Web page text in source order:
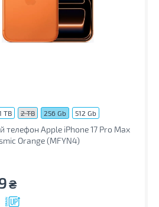
TB 2 TB 256 Gb 512 Gb
телефон Apple iPhone 17 Pro Max
Orange (MFYN4)
₴